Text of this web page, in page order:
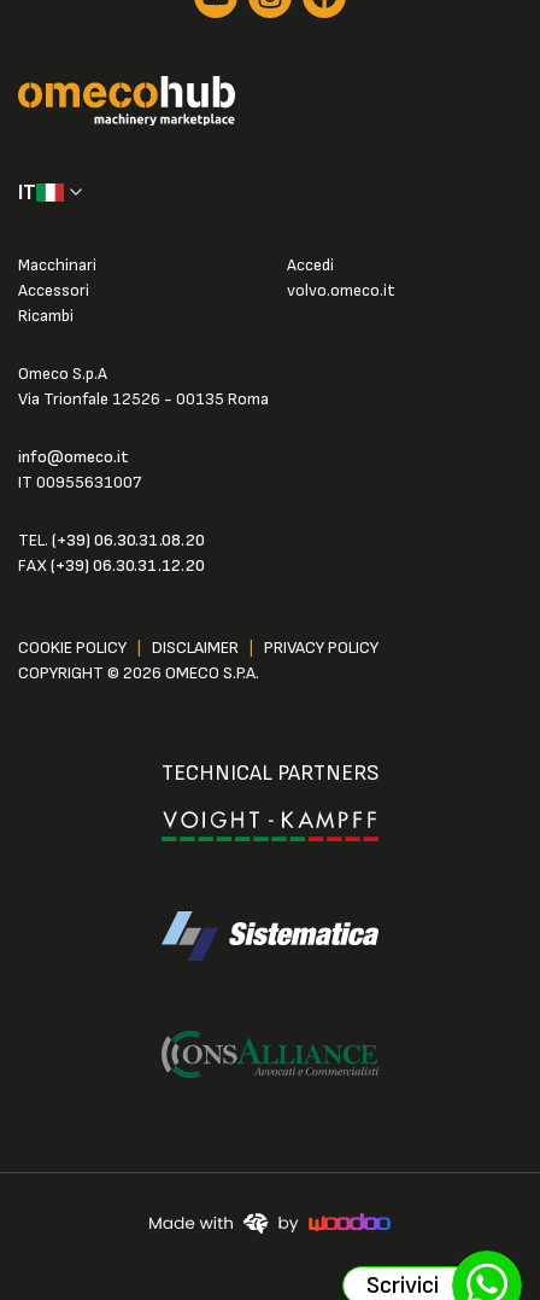
IT
Omeco S.p.A
Via Trionfale 12526 - 00135 Roma
info@omeco.it
IT 00955631007
TEL. (+39) 06.30.31.08.20
FAX(+39) 06.30.31.12.20
Macchinari
Accessori
Ricambi
Accedi
volvo.omeco.it
COOKIE POLICY DISCLAIMER
PRIVACY POLICY
COPYRIGHT © 2026 OMECO S.P.A.
TECHNICAL PARTNERS
Scrivici